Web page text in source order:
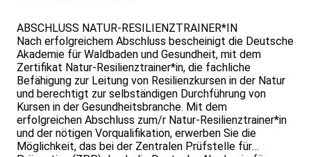
ABSCHLUSS NATUR-RESILIENZTRAINER*IN
Nach erfolgreichem Abschluss bescheinigt die Deutsche
Akademie für Waldbaden und Gesundheit, mit dem
Zertifikat Natur-Resilienztrainer*in, die fachliche
Befähigung zur Leitung von Resilienzkursen in der Natur
und berechtigt zur selbständigen Durchführung von
Kursen in der Gesundheitsbranche. Mit dem
erfolgreichen Abschluss zum/r Natur-Resilienztrainer*in
und der nötigen Vorqualifikation, erwerben Sie die
Möglichkeit, das bei der Zentralen Prüfstelle für